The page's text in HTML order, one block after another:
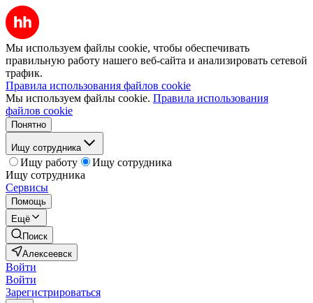
Мы используем файлы cookie, чтобы обеспечивать
правильную работу нашего веб-сайта и анализировать сетевой
трафик.
Правила использования файлов cookie
Мы используем файлы cookie. Правила использования
файлов cookie
Понятно
Ищу сотрудника
Ищу работу
Ищу сотрудника
Ищу сотрудника
Сервисы
Помощь
Ещё
Поиск
Алексеевск
Войти
Войти
Зарегистрироваться